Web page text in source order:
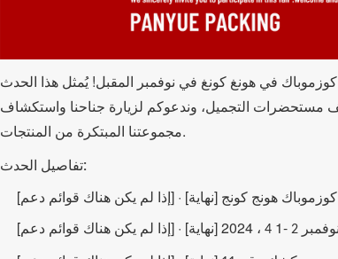
في هونغ كونغ في نوفمبر المقبل! يُمثل هذا الحدث
مستحضرات التجميل، وندعوكم لزيارة جناحنا واستكشاف
مجموعتنا المبتكرة من المنتجات.
تفاصيل الحدث:
[إذا لم يكن هناك قوائم دعم] · [نهاية] هونج كونج
[إذا لم يكن هناك قوائم دعم] · [نهاية]
2
-1
4 ، 2024